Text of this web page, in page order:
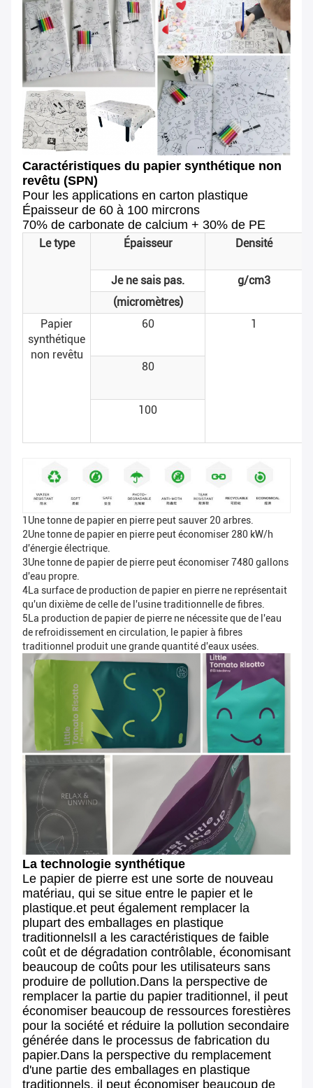
Caractéristiques du papier synthétique non
revêtu (SPN)
Pour les applications en carton plastique
Épaisseur de 60 à 100 mircrons
70% de carbonate de calcium + 30% de PE
Le type Épaisseur Densité
Je ne sais pas. g/cm3
(micromètres)
Papier
synthétique
non revêtu
60 1
80
100
1Une tonne de papier en pierre peut sauver 20 arbres.
2Une tonne de papier en pierre peut économiser 280 kW/h
d'énergie électrique.
3Une tonne de papier de pierre peut économiser 7480 gallons
d'eau propre.
4La surface de production de papier en pierre ne représentait
qu'un dixième de celle de l'usine traditionnelle de fibres.
5La production de papier de pierre ne nécessite que de l'eau
de refroidissement en circulation, le papier à fibres
traditionnel produit une grande quantité d'eaux usées.
La technologie synthétique
Le papier de pierre est une sorte de nouveau
matériau, qui se situe entre le papier et le
plastique.et peut également remplacer la
plupart des emballages en plastique
traditionnelsIl a les caractéristiques de faible
coût et de dégradation contrôlable, économisant
beaucoup de coûts pour les utilisateurs sans
produire de pollution.Dans la perspective de
remplacer la partie du papier traditionnel, il peut
économiser beaucoup de ressources forestières
pour la société et réduire la pollution secondaire
générée dans le processus de fabrication du
papier.Dans la perspective du remplacement
d'une partie des emballages en plastique
traditionnels, il peut économiser beaucoup de